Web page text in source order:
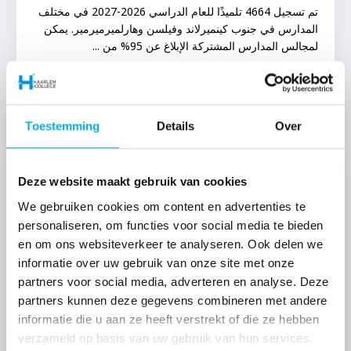
Toestemming Details Over
Deze website maakt gebruik van cookies
We gebruiken cookies om content en advertenties te
personaliseren, om functies voor social media te bieden
en om ons websiteverkeer te analyseren. Ook delen we
informatie over uw gebruik van onze site met onze
partners voor social media, adverteren en analyse. Deze
partners kunnen deze gegevens combineren met andere
informatie die u aan ze heeft verstrekt of die ze hebben
verzameld op basis van uw gebruik van hun services.
تم تسجيل 4664 تلميذًا للعام الدراسي 2026-2027 في مختلف
المدارس في جنوب كينميرلاند وفيلسن وهارلميرميرمير. يمكن
لمجالس المدارس المشتركة الإبلاغ عن 95% من ...